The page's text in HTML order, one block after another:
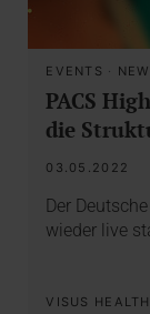
EVENTS ·
PACS
die
03.05.2022
Der
wieder live
VISUS